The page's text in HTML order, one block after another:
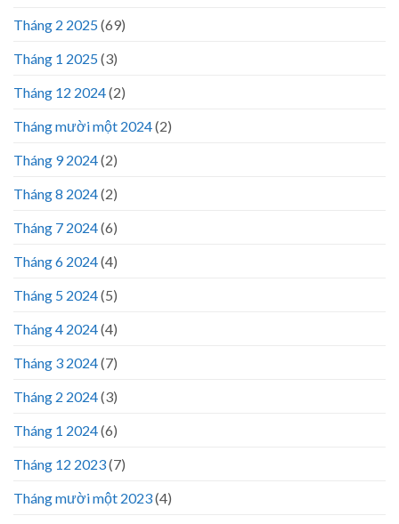
Tháng 2 2025(69)
Tháng 1 2025(3)
Tháng 12 2024(2)
Tháng mười một 2024(2)
Tháng 9 2024(2)
Tháng 8 2024(2)
Tháng 7 2024(6)
Tháng 6 2024(4)
Tháng 5 2024(5)
Tháng 4 2024(4)
Tháng 3 2024(7)
Tháng 2 2024(3)
Tháng 1 2024(6)
Tháng 12 2023(7)
Tháng mười một 2023(4)